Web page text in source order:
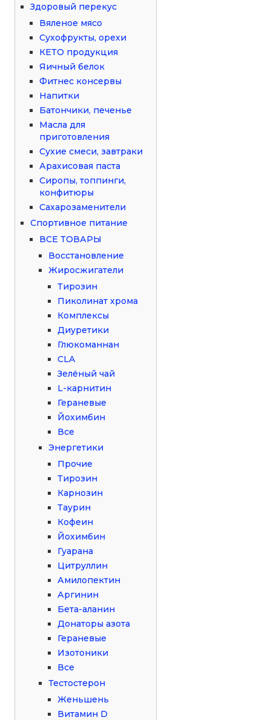
Здоровый перекус
Вяленое мясо
Сухофрукты, орехи
КЕТО продукция
Яичный белок
Фитнес консервы
Напитки
Батончики, печенье
Масла для
приготовления
Сухие смеси, завтраки
Арахисовая паста
Сиропы, топпинги,
конфитюры
Сахарозаменители
Спортивное питание
ВСЕ ТОВАРЫ
Восстановление
Жиросжигатели
Тирозин
Пиколинат хрома
Комплексы
Диуретики
Глюкоманнан
CLA
Зелёный чай
L-карнитин
Гераневые
Йохимбин
Все
Энергетики
Прочие
Тирозин
Карнозин
Таурин
Кофеин
Йохимбин
Гуарана
Цитруллин
Амилопектин
Аргинин
Бета-аланин
Донаторы азота
Гераневые
Изотоники
Все
Тестостерон
Женьшень
Витамин D